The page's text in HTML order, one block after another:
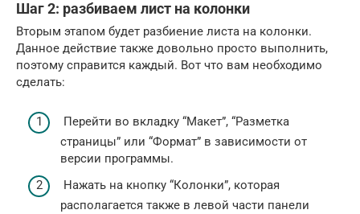
Шаг 2: разбиваем лист на колонки
Вторым этапом будет разбиение листа на колонки.
Данное действие также довольно просто выполнить,
поэтому справится каждый. Вот что вам необходимо
сделать:
Перейти во вкладку “Макет”, “Разметка
страницы” или “Формат” в зависимости от
версии программы.
Нажать на кнопку “Колонки”, которая
располагается также в левой части панели